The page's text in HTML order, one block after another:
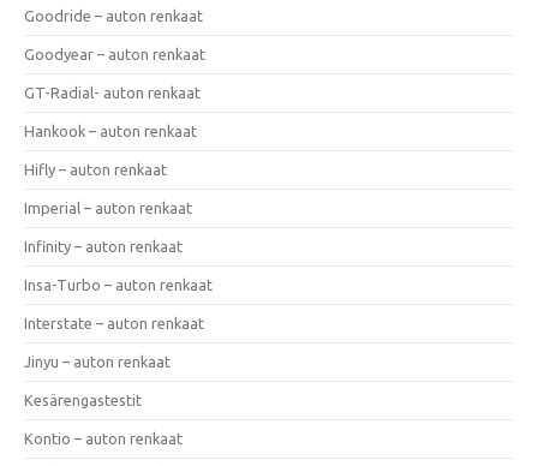
Goodride – auton renkaat
Goodyear – auton renkaat
GT-Radial- auton renkaat
Hankook – auton renkaat
Hifly – auton renkaat
Imperial – auton renkaat
Infinity – auton renkaat
Insa-Turbo – auton renkaat
Interstate – auton renkaat
Jinyu – auton renkaat
Kesärengastestit
Kontio – auton renkaat